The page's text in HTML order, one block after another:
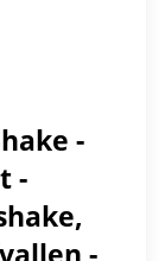
-
-